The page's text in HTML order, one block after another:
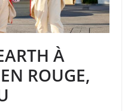
À
ROUGE,